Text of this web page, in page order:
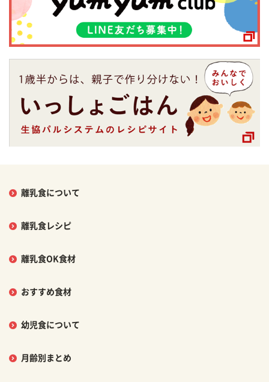
離乳食について
離乳食レシピ
離乳食OK食材
おすすめ食材
幼児食について
月齢別まとめ